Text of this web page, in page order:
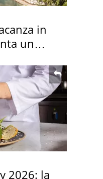
in
un
2026: la